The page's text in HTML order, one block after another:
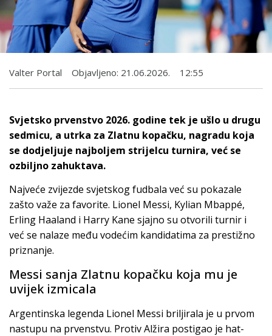
Valter Portal Objavljeno: 21.06.2026. 12:55
Svjetsko prvenstvo 2026. godine tek je ušlo u drugu
sedmicu, a utrka za Zlatnu kopačku, nagradu koja
se dodjeljuje najboljem strijelcu turnira, već se
ozbiljno zahuktava.
Najveće zvijezde svjetskog fudbala već su pokazale
zašto važe za favorite. Lionel Messi, Kylian Mbappé,
Erling Haaland i Harry Kane sjajno su otvorili turnir i
već se nalaze među vodećim kandidatima za prestižno
priznanje.
Messi sanja Zlatnu kopačku koja mu je
uvijek izmicala
Argentinska legenda Lionel Messi briljirala je u prvom
nastupu na prvenstvu. Protiv Alžira postigao je hat-